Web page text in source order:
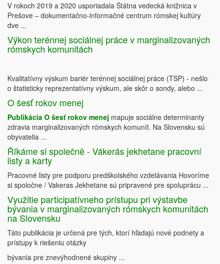
V rokoch 2019 a 2020 usporiadala Štátna vedecká knižnica v
Prešove ‒ dokumentačno-informačné centrum rómskej kultúry
dve ...
Výkon terénnej sociálnej práce v marginalizovaných
rómskych komunitách
Kvalitatívny výskum bariér terénnej sociálnej práce (TSP) - nešlo
o štatisticky reprezentatívny výskum, ale skôr o sondy, alebo ...
O šesť rokov menej
Publikácia O šesť rokov menej mapuje sociálne determinanty
zdravia marginalizovaných rómskych komunít. Na Slovensku sú
obyvatelia ...
Říkáme si společně - Vákerás jekhetane pracovní
listy a karty
Pracovné listy pre podporu predškolského vzdelávania Hovoríme
si spoločne / Vakeras Jekhetane sú pripravené pre spoluprácu ...
Využitie participatívneho prístupu pri výstavbe
bývania v marginalizovaných rómskych komunitách
na Slovensku
Táto publikácia je určená pre tých, ktorí hľadajú nové podnety a
prístupy k riešeniu otázky
bývania pre znevýhodnené skupiny ...